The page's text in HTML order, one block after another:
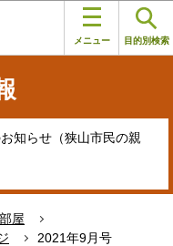
メニュー 目的別検索
知らせ（狭山市民の親
屋
2021年9月号